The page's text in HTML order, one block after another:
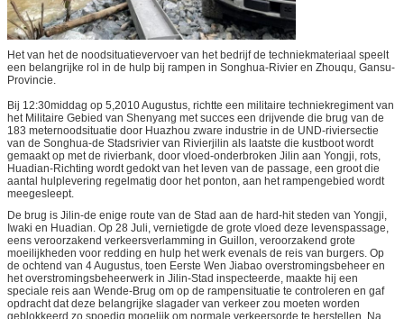
Het van het de noodsituatievervoer van het bedrijf de techniekmateriaal speelt
een belangrijke rol in de hulp bij rampen in Songhua-Rivier en Zhouqu, Gansu-
Provincie.
Bij 12:30middag op 5,2010 Augustus, richtte een militaire techniekregiment van
het Militaire Gebied van Shenyang met succes een drijvende die brug van de
183 meternoodsituatie door Huazhou zware industrie in de UND-riviersectie
van de Songhua-de Stadsrivier van Rivierjilin als laatste die kustboot wordt
gemaakt op met de rivierbank, door vloed-onderbroken Jilin aan Yongji, rots,
Huadian-Richting wordt gedokt van het leven van de passage, een groot die
aantal hulplevering regelmatig door het ponton, aan het rampengebied wordt
meegesleept.
De brug is Jilin-de enige route van de Stad aan de hard-hit steden van Yongji,
Iwaki en Huadian. Op 28 Juli, vernietigde de grote vloed deze levenspassage,
eens veroorzakend verkeersverlamming in Guillon, veroorzakend grote
moeilijkheden voor redding en hulp het werk evenals de reis van burgers. Op
de ochtend van 4 Augustus, toen Eerste Wen Jiabao overstromingsbeheer en
het overstromingsbeheerwerk in Jilin-Stad inspecteerde, maakte hij een
speciale reis aan Wende-Brug om op de rampensituatie te controleren en gaf
opdracht dat deze belangrijke slagader van verkeer zou moeten worden